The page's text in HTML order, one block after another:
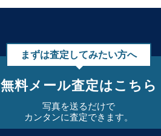
まずは査定してみたい方へ
無料メール査定はこちら
写真を送るだけで
カンタンに査定できます。